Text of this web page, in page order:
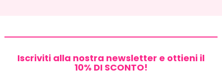
Iscriviti alla nostra newsletter e ottieni il
10% DI SCONTO!